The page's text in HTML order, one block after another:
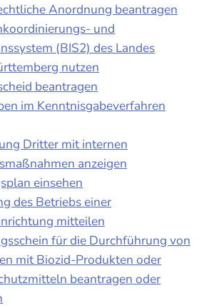
Anordnung beantragen
und
(BIS2) des Landes
nutzen
beantragen
im Kenntnisgabeverfahren
Dritter mit internen
anzeigen
einsehen
des Betriebs einer
mitteilen
für die Durchführung von
mit Biozid-Produkten oder
beantragen oder